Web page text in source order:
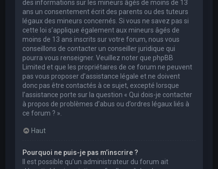
des informations sur les mineurs âgés de moins de 13
ans un consentement écrit des parents ou des tuteurs
légaux des mineurs concernés. Si vous ne savez pas si
cette loi s’applique également aux mineurs âgés de
moins de 13 ans inscrits sur votre forum, nous vous
conseillons de contacter un conseiller juridique qui
pourra vous renseigner. Veuillez noter que phpBB
Limited et que les propriétaires de ce forum ne peuvent
pas vous proposer d’assistance légale et ne doivent
donc pas être contactés à ce sujet, excepté lorsque
l’assistance porte sur la question « Qui dois-je contacter
à propos de problèmes d’abus ou d’ordres légaux liés à
ce forum ? ».
Haut
Pourquoi ne puis-je pas m’inscrire ?
Il est possible qu’un administrateur du forum ait